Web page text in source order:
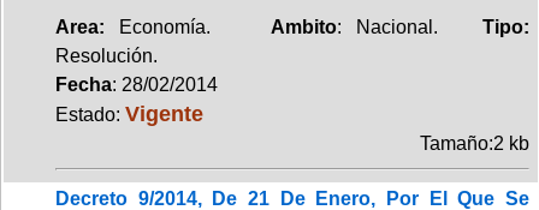
Area: Economía. Ambito: Nacional.Tipo:
Resolución.
Fecha: 28/02/2014
Estado: Vigente
Tamaño:2 kb
Decreto 9/2014, De 21 De Enero, Por El Que Se